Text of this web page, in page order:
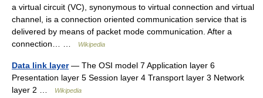
a virtual circuit (VC), synonymous to virtual connection and virtual
channel, is a connection oriented communication service that is
delivered by means of packet mode communication. After a
connection… …
Wikipedia
Data link layer— The OSI model 7 Application layer 6
Presentation layer 5 Session layer 4 Transport layer 3 Network
layer 2 …
Wikipedia